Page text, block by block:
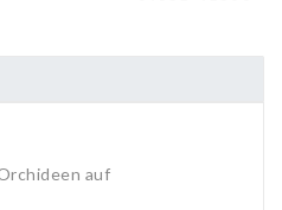
auf